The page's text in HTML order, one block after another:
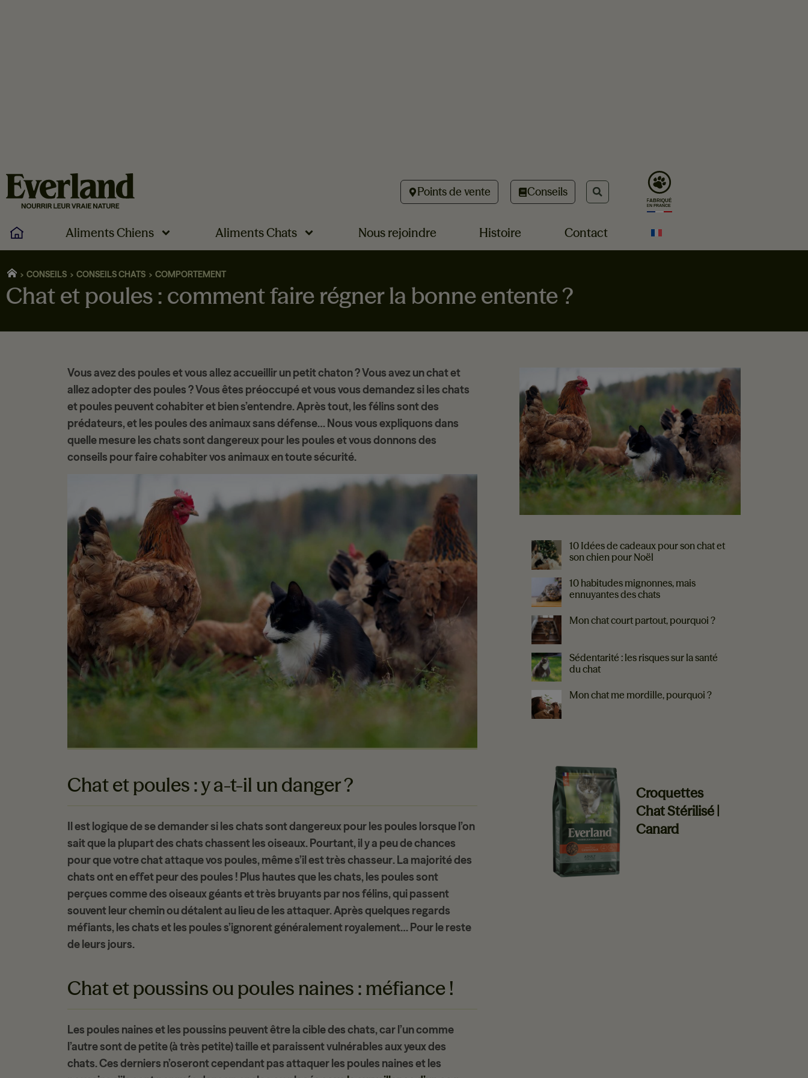
Points de vente Conseils
Aliments Chiens Aliments Chats Nous rejoindre Histoire Contact
CONSEILS CONSEILS CHATS COMPORTEMENT
Chat et poules : comment faire régner la bonne entente ?
Vous avez des poules et vous allez accueillir un petit chaton ? Vous avez un chat et
allezadopter des poules? Vous êtes préoccupé et vous vous demandez si leschats
et poules peuvent cohabiter et bien s’entendre. Après tout, les félins sont des
prédateurs, et les poules des animaux sans défense… Nous vous expliquons dans
quelle mesure les chats sontdangereux pour les pouleset vous donnons des
conseils pour faire cohabiter vos animaux en toute sécurité.
Chat et poules : y a-t-il un danger ?
Il est logique de se demander si les chats sont dangereux pour les poules lorsque l’on
sait que la plupart des chatschassent les oiseaux. Pourtant, il y a peu de chances
pour que votre chat attaque vos poules, même s’il est trèschasseur. La majorité des
chats ont en effet peur des poules ! Plus hautes que les chats, les poules sont
perçues comme desoiseaux géantset très bruyants par nos félins, qui passent
souvent leur chemin ou détalent au lieu de les attaquer. Après quelques regards
méfiants, les chats et les poules s’ignorent généralement royalement… Pour le reste
de leurs jours.
Chat et poussins ou poules naines : méfiance !
Les poules naineset les poussins peuvent être la cible des chats, car l’un comme
l’autre sont de petite (à très petite) taille et paraissent vulnérables aux yeux des
chats. Ces derniers n’oseront cependant pas attaquer les poules naines et les
10 Idées de cadeaux pour son chat et
son chien pour Noël
10 habitudes mignonnes, mais
ennuyantes des chats
Mon chat court partout, pourquoi ?
Sédentarité : les risques sur la santé
du chat
Mon chat me mordille, pourquoi ?
Croquettes
Chat Stérilisé |
Canard